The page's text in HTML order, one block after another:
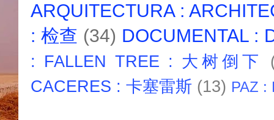
ARQUITECTURA :
: 检查 (34) DOCUMENTAL :
: FALLEN TREE : 大树倒下
CACERES : 卡塞雷斯 (13) PAZ :